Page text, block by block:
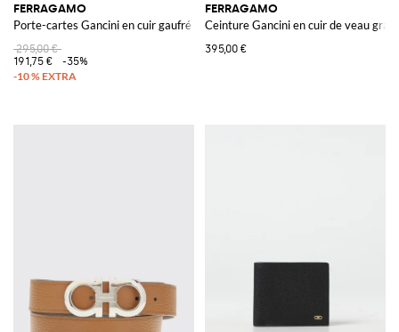
FERRAGAMO
Porte-cartes Gancini en cuir gaufré
295,00 €
191,75 €
-35%
FERRAGAMO
Ceinture Gancini en cuir de veau
395,00 €